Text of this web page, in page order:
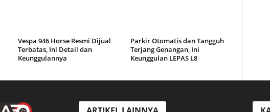
Vespa 946 Horse Resmi Dijual
Terbatas, Ini Detail dan
Keunggulannya
Parkir Otomatis dan Tangguh
Terjang Genangan, Ini
Keunggulan LEPAS L8